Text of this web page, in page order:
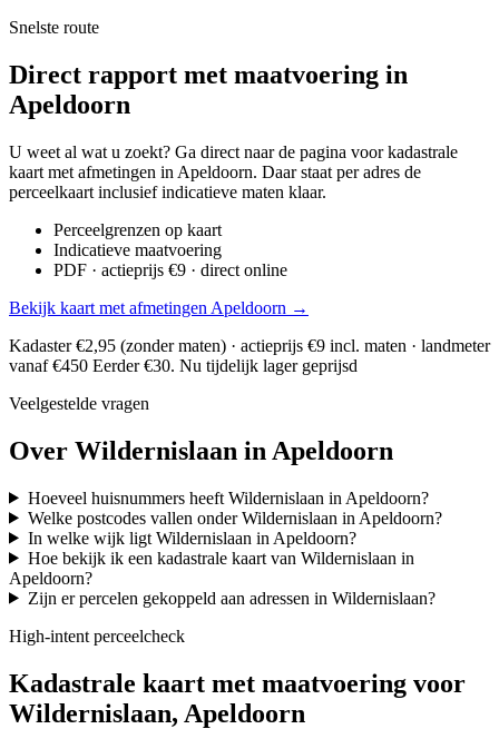
Snelste route
Direct rapport met maatvoering in
Apeldoorn
U weet al wat u zoekt? Ga direct naar de pagina voor kadastrale
kaart met afmetingen in Apeldoorn. Daar staat per adres de
perceelkaart inclusief indicatieve maten klaar.
Perceelgrenzen op kaart
Indicatieve maatvoering
PDF · actieprijs €9 · direct online
Bekijk kaart met afmetingen Apeldoorn →
Kadaster €2,95 (zonder maten) · actieprijs €9 incl. maten · landmeter
vanaf €450 Eerder €30. Nu tijdelijk lager geprijsd
Veelgestelde vragen
Over Wildernislaan in Apeldoorn
Hoeveel huisnummers heeft Wildernislaan in Apeldoorn?
Welke postcodes vallen onder Wildernislaan in Apeldoorn?
In welke wijk ligt Wildernislaan in Apeldoorn?
Hoe bekijk ik een kadastrale kaart van Wildernislaan in
Apeldoorn?
Zijn er percelen gekoppeld aan adressen in Wildernislaan?
High-intent perceelcheck
Kadastrale kaart met maatvoering voor
Wildernislaan, Apeldoorn